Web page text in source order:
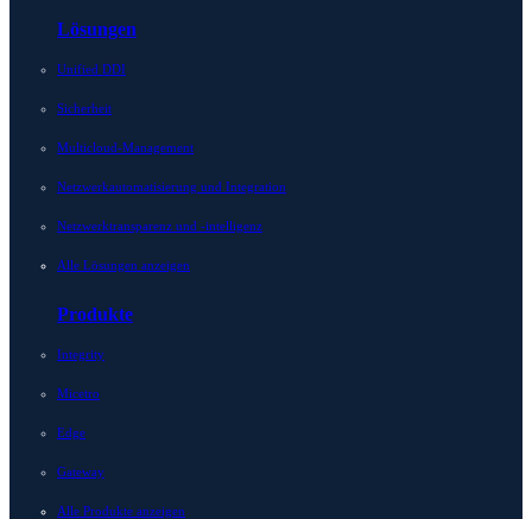
Lösungen
Unified DDI
Sicherheit
Multicloud-Management
Netzwerkautomatisierung und Integration
Netzwerktransparenz und -intelligenz
Alle Lösungen anzeigen
Produkte
Integrity
Micetro
Edge
Gateway
Alle Produkte anzeigen